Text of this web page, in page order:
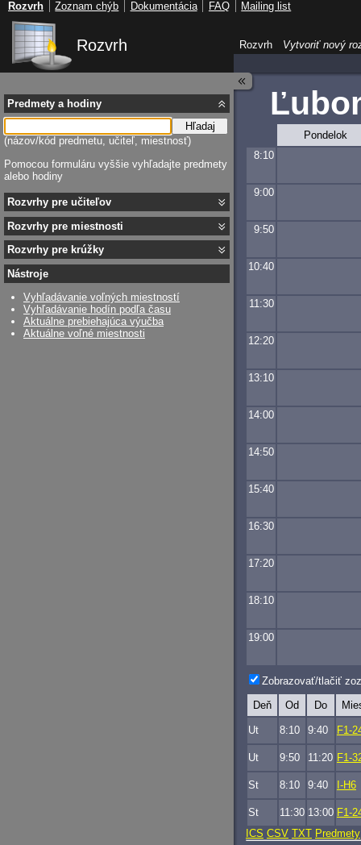
Rozvrh
Pondelok
8:10
9:00
9:50
10:40
11:30
12:20
13:10
14:00
14:50
15:40
16:30
17:20
18:10
19:00
Zobrazovať/tlačiť
Deň Od Do
Ut 8:10 9:40 F1-
Ut 9:50 11:20 F1-
St 8:10 9:40 I-H6
St 11:30 13:00 F1-
ICS CSV TXT Predmety
Predmety a hodiny
Hľadaj
(názov/kód predmetu, učiteľ, miestnosť)
Pomocou formuláru vyššie vyhľadajte predmety
alebo hodiny
Rozvrhy pre učiteľov
Rozvrhy pre miestnosti
Rozvrhy pre krúžky
Nástroje
Vyhľadávanie voľných miestností
Vyhľadávanie hodín podľa času
Aktuálne prebiehajúca výučba
Aktuálne voľné miestnosti
Rozvrh Vytvoriť nový
Rozvrh Zoznam chýb Dokumentácia FAQ Mailing list